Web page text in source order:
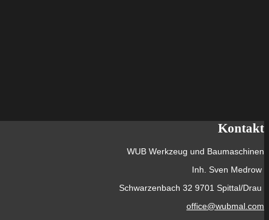
Kontakt
WUB Werkzeug und Baumaschinen
Inh. Sven Medrow
Schwarzenbach 32 9701 Spittal/Drau
office@wubmal.com